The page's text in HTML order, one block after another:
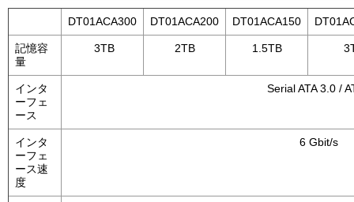
DT01ACA300 DT01ACA200 DT01ACA150
記憶容
量
3TB 2TB 1.5TB
インタ
ーフェ
ース
Serial ATA 3.0 /
インタ
ーフェ
ース速
度
6 Gbit/s